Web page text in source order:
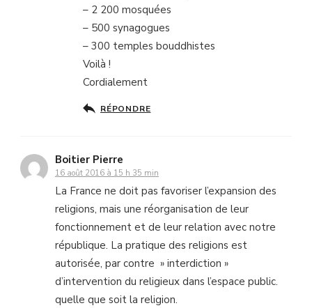
– 2 200 mosquées
– 500 synagogues
– 300 temples bouddhistes
Voilà !
Cordialement
RÉPONDRE
Boitier Pierre
16 août 2016 à 15 h 35 min
La France ne doit pas favoriser l’expansion des
religions, mais une réorganisation de leur
fonctionnement et de leur relation avec notre
république. La pratique des religions est
autorisée, par contre » interdiction »
d’intervention du religieux dans l’espace public.
quelle que soit la religion.